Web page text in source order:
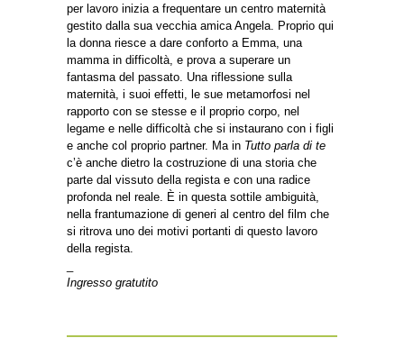
per lavoro inizia a frequentare un centro maternità
gestito dalla sua vecchia amica Angela. Proprio qui
la donna riesce a dare conforto a Emma, una
mamma in difficoltà, e prova a superare un
fantasma del passato. Una riflessione sulla
maternità, i suoi effetti, le sue metamorfosi nel
rapporto con se stesse e il proprio corpo, nel
legame e nelle difficoltà che si instaurano con i figli
e anche col proprio partner. Ma in Tutto parla di te
c’è anche dietro la costruzione di una storia che
parte dal vissuto della regista e con una radice
profonda nel reale. È in questa sottile ambiguità,
nella frantumazione di generi al centro del film che
si ritrova uno dei motivi portanti di questo lavoro
della regista.
Ingresso gratutito